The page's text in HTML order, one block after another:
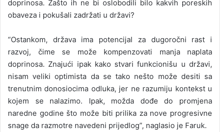
doprinosa. Zašto ih ne bi oslobodili bilo kakvih poreskih
obaveza i pokušali zadržati u državi?
“Ostankom, država ima potencijal za dugoročni rast i
razvoj, čime se može kompenzovati manja naplata
doprinosa. Znajući ipak kako stvari funkcionišu u državi,
nisam veliki optimista da se tako nešto može desiti sa
trenutnim donosiocima odluka, jer ne razumiju kontekst u
kojem se nalazimo. Ipak, možda dođe do promjena
naredne godine što može biti prilika za nove progresivne
snage da razmotre navedeni prijedlog”, naglasio je Faruk.